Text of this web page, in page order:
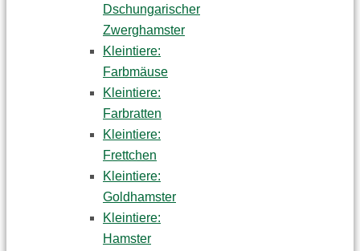
Dschungarischer
Zwerghamster
Kleintiere:
Farbmäuse
Kleintiere:
Farbratten
Kleintiere:
Frettchen
Kleintiere:
Goldhamster
Kleintiere:
Hamster